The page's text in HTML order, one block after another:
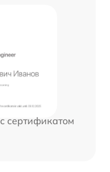
сертификатом